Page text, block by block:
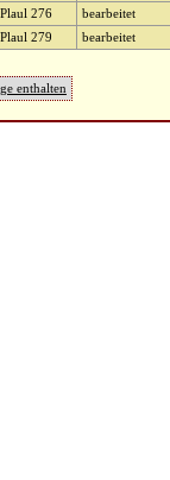
Plaul 276
bearbeitet
Plaul 279 bearbeitet
enthalten